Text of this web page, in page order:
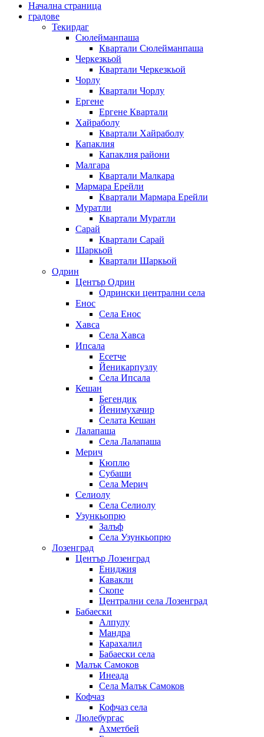
Начална страница
градове
Текирдаг
Сюлейманпаша
Квартали Сюлейманпаша
Черкезкьой
Квартали Черкезкьой
Чорлу
Квартали Чорлу
Ергене
Ергене Квартали
Хайраболу
Квартали Хайраболу
Капаклия
Капаклия райони
Малгара
Квартали Малкара
Мармара Ерейли
Квартали Мармара Ерейли
Муратли
Квартали Муратли
Сарай
Квартали Сарай
Шаркьой
Квартали Шаркьой
Одрин
Център Одрин
Одрински централни села
Енос
Села Енос
Хавса
Села Хавса
Ипсала
Есетче
Йеникарпузлу
Села Ипсала
Кешан
Бегендик
Йенимухачир
Селата Кешан
Лалапаша
Села Лалапаша
Мерич
Кюплю
Субаши
Села Мерич
Селиолу
Села Селиолу
Узункьопрю
Залъф
Села Узункьопрю
Лозенград
Център Лозенград
Ениджия
Кавакли
Скопе
Централни села Лозенград
Бабаески
Алпулу
Мандра
Карахалил
Бабаески села
Малък Самоков
Инеада
Села Малък Самоков
Кофчаз
Кофчаз села
Люлебургас
Ахметбей